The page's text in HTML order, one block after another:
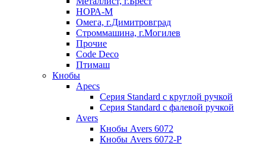
НОРА-М
Омега, г.Димитровград
Строммашина, г.Могилев
Прочие
Code Deco
Птимаш
Кнобы
Apecs
Серия Standard с круглой ручкой
Серия Standard с фалевой ручкой
Avers
Кнобы Avers 6072
Кнобы Avers 6072-P